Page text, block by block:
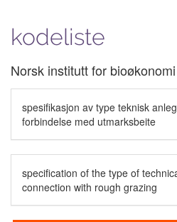
kodeliste
Norsk institutt for bioøkonomi
spesifikasjon av type teknisk
forbindelse med utmarksbeite
specification of the type of
connection with rough grazing